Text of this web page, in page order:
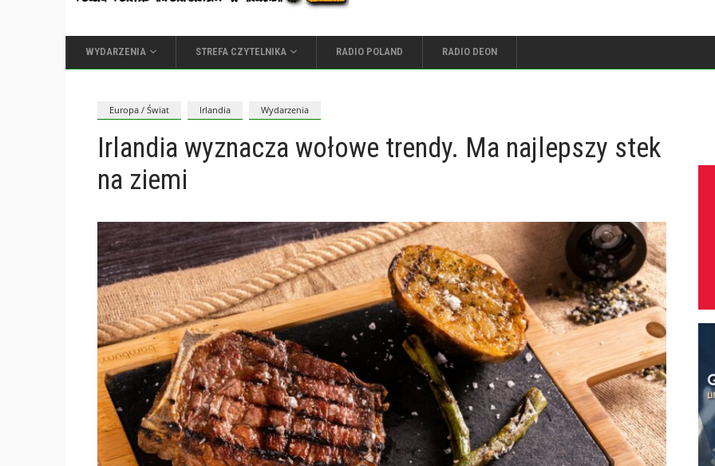
WYDARZENIA STREFA CZYTELNIKA RADIO POLAND RADIO DEON
Europa / Świat Irlandia Wydarzenia
Irlandia wyznacza wołowe trendy. Ma najlepszy stek
na ziemi